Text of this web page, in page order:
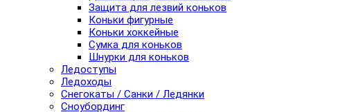
Защита для лезвий коньков
Коньки фигурные
Коньки хоккейные
Сумка для коньков
Шнурки для коньков
Ледоступы
Ледоходы
Снегокаты / Санки / Ледянки
Сноубординг